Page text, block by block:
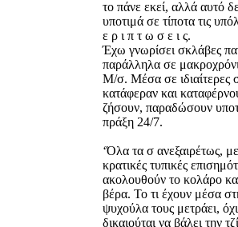
το πάνε εκεί, αλλά αυτό
υποτιμά σε τίποτα τις
ε ρ ι π τ ω σ ε ι ς.
Έχω γνωρίσει σκλάβες
παράλληλα σε
Μ/σ. Μέσα σε ιδιαίτερες
κατάφεραν και
ζήσουν, παραδώσουν
πράξη 24/7.
‘Όλα τα σ ανεξαιρέτως,
κρατικές τυπικές
ακολουθούν το κολάρο
βέρα. Το τι έχουν μέσα
ψυχούλα τους μετράει,
δικαιούται να βάλει την